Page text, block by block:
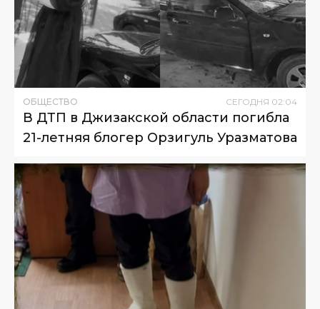
ОБЩЕСТВО СЕГОДНЯ 02:04
В ДТП в Джизакской области погибла
21-летняя блогер Орзигуль Уразматова